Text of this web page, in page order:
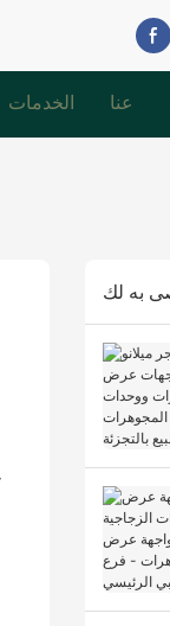
الخدمات عنا
به لك